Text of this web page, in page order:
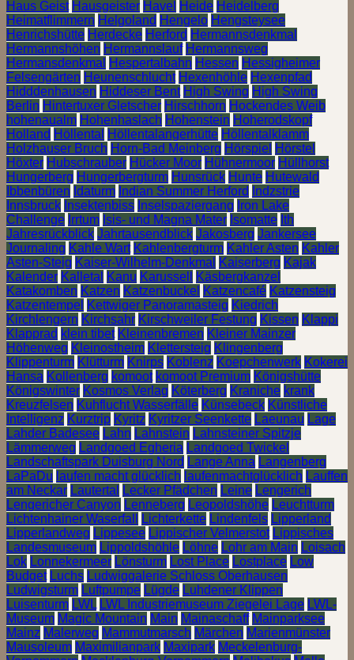
Haus Geist Hausgeister Havel Heide Heidelberg
Heimatflimmern Helgoland Hengelo Hengsteysee
Henrichshütte Herdecke Herford Hermannsdenkmal
Hermannshöhen Hermannslauf Hermannsweg
Hermansdenkmal
Hespertalbahn Hessen Hessigheimer
Felsengärten Heunenschlucht Hexenhöhle Hexenpfad
Hidddenhausen Hiddeser Bent High Swing High Swing
Berlin Hintertuxer Gletscher Hirschhorn Hockendes Weib
hohenaualm Hohenhaslach Hohenstein Hoherodskopf
Holland Höllental Höllentalangerhütte Höllentalklamm
Holzhauser Bruch Horn-Bad Meinberg Hörspiel Hörstel
Höxter Hubschrauber Hücker Moor Hühnermoor Hüllhorst
Hungerberg Hungerbergturm Hunsrück Hunte Hutewald
Ibbenbüren Idaturm Indian Summer Herford
Indzstrie
Innsbruck Insektenbiss Inselspaziergang Iron Lake
Challenge Irrtum Isis- und Magna Mater Isomatte Ith
Jahresrückblick Jahrtausendblick Jakosberg Jankersee
Journaling Kahle Wart Kahlenbergturm Kahler Asten Kahler
Asten-Steig Kaiser-Wilhelm-Denkmal Kaiserberg Kajak
Kalender Kalletal Kanu Karussell
Käsbergkanzel
Katakomben Katzen Katzenbuckel Katzencafé Katzensteig
Katzentempel Kettwiger Panoramasteig Kiedrich
Kirchlengern Kirchsahr Kirschweiler Festung Kissen Klappi
Klapprad klein tibet Kleinenbremen Kleiner Mainzer
Höhenweg Kleinostheim Klettersteig Klingenberg
Klippenturm Klütturm Knirps Koblenz Koepchenwerk Kokerei
Hansa Kollenberg komoot komoot Premium Königshütte
Königswinter Kosmos Verlag Köterberg Kraniche krank
Kreuzfelsen Kuhflucht Wasserfälle Künsebeck Künstliche
Intelligenz Kurztrip Kyritz Kyritzer Seenkette Laeunau Lage
Lahder Badesee Lahn Lahnstein Lahnsteiner Spitzje
Lämmerweg Landgoed Egheria Landgoed Twickel
Landschaftspark Duisburg Nord Lange Anna Langenberg
LaPaDu laufen macht glücklich laufenmachtglücklich Lauffen
am Neckar Lautertal Lecker Pfädchen Leine Lengerich
Lengericher Canyon Lenneberg Leopoldshöhe Leuchtturm
Lichtenhainer Waserfall
Lichterkette Lindenfels Lipperland
Lipperlandweg Lippesee Lippischer Velmerstot Lippisches
Landesmuseum Lippoldshöhle Löhne Lohr am Main Loisach
Lok Lonnekermeer Lönsturm Lost Place Lostplace Low
Budget Luchs Ludwiggalerie Schloss Oberhausen
Ludwigsturm Luftpumpe Lügde Luhdener Klippen
Luisenturm LWL LWL Industriemuseum Ziegelei Lage LWL-
Museum Magic Mountain Main Mainaschaff Mainparksee
Mainz Malerweg Mammutmarsch Märchen Marienmünster
Mausoleum Maximilianpark Maxipark Meckelenburg-